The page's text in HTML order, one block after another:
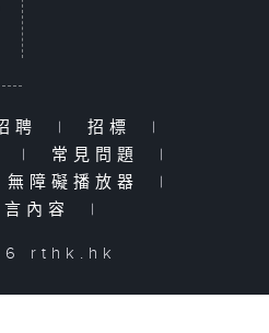
聘 | 招標
|
| 常見問題
|
無障礙播放器
|
言內容
|
rthk.hk